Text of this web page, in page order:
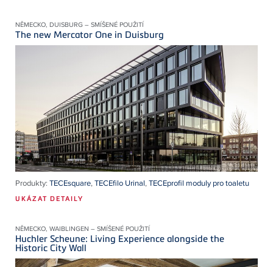
NĚMECKO, DUISBURG – SMÍŠENÉ POUŽITÍ
The new Mercator One in Duisburg
Produkty: TECEsquare,TECEfilo Urinal,TECEprofil moduly pro toaletu
UKÁZAT DETAILY
NĚMECKO, WAIBLINGEN – SMÍŠENÉ POUŽITÍ
Huchler Scheune: Living Experience alongside the
Historic City Wall